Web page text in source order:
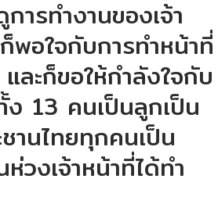
ารทำงานของเจ้า
พอใจกับการทำหน้าที่
ละก็ขอให้กำลังใจกับ
13 คนเป็นลูกเป็น
านไทยทุกคนเป็น
วงเจ้าหน้าที่ได้ทำ